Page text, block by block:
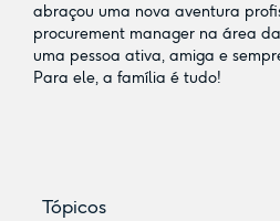
abraçou uma nova aventura
procurement manager na área
uma pessoa ativa, amiga e
Para ele, a família é tudo!
Tópicos